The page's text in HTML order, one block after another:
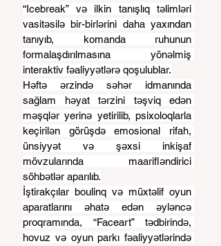
“Icebreak” və ilkin tanışlıq təlimləri
vasitəsilə bir-birlərini daha yaxından
tanıyıb, komanda ruhunun
formalaşdırılmasına yönəlmiş
interaktiv fəaliyyətlərə qoşulublar.
Həftə ərzində səhər idmanında
sağlam həyat tərzini təşviq edən
məşqlər yerinə yetirilib, psixoloqlarla
keçirilən görüşdə emosional rifah,
ünsiyyət və şəxsi inkişaf
mövzularında maarifləndirici
söhbətlər aparılıb.
İştirakçılar boulinq və müxtəlif oyun
aparatlarını əhatə edən əyləncə
proqramında, “Faceart” tədbirində,
hovuz və oyun parkı fəaliyyətlərində